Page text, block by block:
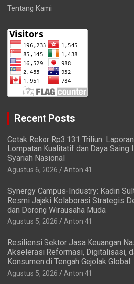
Tentang Kami
Recent Posts
Cetak Rekor Rp3.131 Triliun:
Lompatan Kualitatif dan Daya Saing
Syariah Nasional
Agustus 6, 2026 Anton 41
Synergy Campus-Industry: Kadin
Resmi Jajaki Kolaborasi Strategis
dan Dorong Wirausaha Muda
Agustus 5, 2026 Anton 41
Resiliensi Sektor Jasa Keuangan
Akselerasi Reformasi, Digitalisasi,
Konsumen di Tengah Gejolak Global
Agustus 5, 2026 Anton 41